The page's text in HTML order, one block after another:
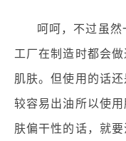
呵呵，不过虽
工厂在制造时都会
肌肤。但使用的话
较容易出油所以使
肤偏干性的话，就要